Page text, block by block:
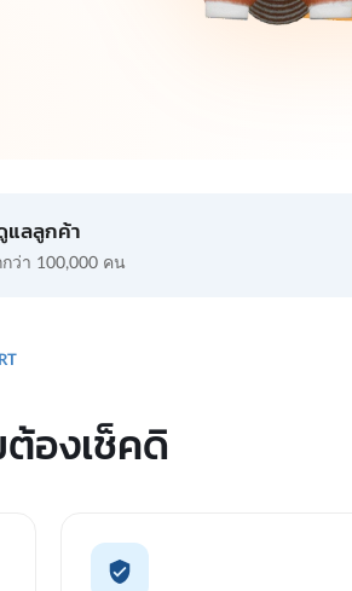
แลลูกค้า
ว่า 100,000 คน
ต้องเช็คดิ